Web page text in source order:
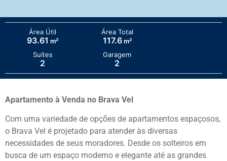
Área Útil
93.61 m²
Área Total
117.6m²
Suítes
2
Garagem
2
Apartamento à Venda no Brava Vel
Com uma variedade de opções de apartamentos espaçosos,
o Brava Vel é projetado para atender às diversas
necessidades de seus moradores. Desde os solteiros em
busca de um espaço moderno e elegante até as grandes